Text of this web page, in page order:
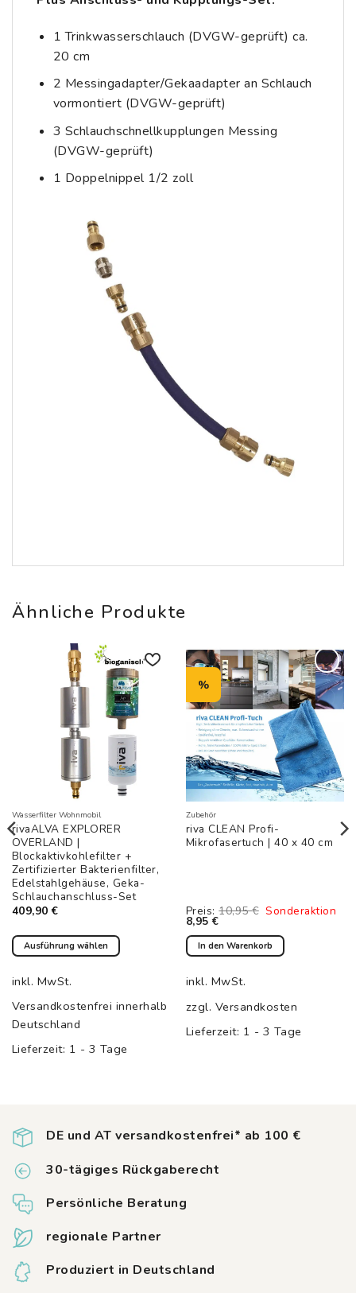
1 Trinkwasserschlauch (DVGW-geprüft) ca.
20 cm
2 Messingadapter/Gekaadapter an Schlauch
vormontiert (DVGW-geprüft)
3 Schlauchschnellkupplungen Messing
(DVGW-geprüft)
1 Doppelnippel 1/2 zoll
Ähnliche Produkte
Auf die
Wunschliste
Wasserfilter Wohnmobil
rivaALVA EXPLORER
OVERLAND |
Blockaktivkohlefilter +
Zertifizierter Bakterienfilter,
Edelstahlgehäuse, Geka-
Schlauchanschluss-Set
409,90€
Ausführung wählen
Produkt
mehrere
Varianten
auf.
der
Produktseite
gewählt
werden
inkl. MwSt.
Versandkostenfrei innerhalb
Deutschland
Lieferzeit: 1 - 3 Tage
%
Auf die
Wunschliste
Zubehör
riva CLEAN Profi-
Mikrofasertuch | 40 x 40 cm
Preis: 10,95€ Ursprünglicher
10,95 €
Sonderaktion
8,95€Aktueller
ist:
8,95 €.
In den Warenkorb
inkl. MwSt.
zzgl. Versandkosten
Lieferzeit: 1 - 3 Tage
DE und AT versandkostenfrei* ab 100 €
30-tägiges Rückgaberecht
Persönliche Beratung
regionale Partner
Produziert in Deutschland